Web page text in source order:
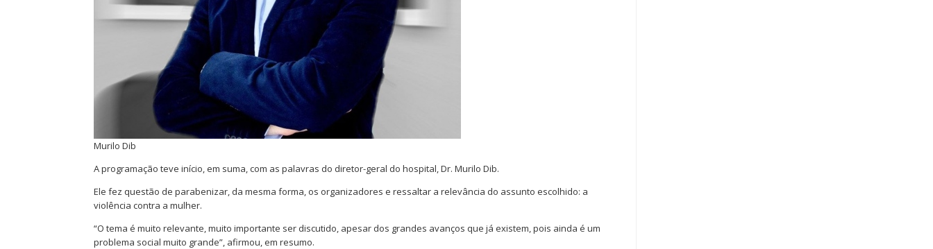
Murilo Dib
A programação teve início, em suma, com as palavras do diretor-geral do hospital, Dr. Murilo Dib.
Ele fez questão de parabenizar, da mesma forma, os organizadores e ressaltar a relevância do assunto escolhido: a
violência contra a mulher.
“O tema é muito relevante, muito importante ser discutido, apesar dos grandes avanços que já existem, pois ainda é um
problema social muito grande”, afirmou, em resumo.